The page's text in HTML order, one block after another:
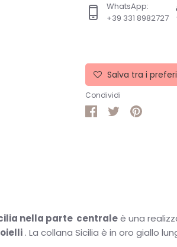
WhatsApp:
+39 331 8982727
Salva tra i
Condividi
CondividiCondividi
Pin
nella parte centraleè una
. La collana Sicilia è in oro giallo